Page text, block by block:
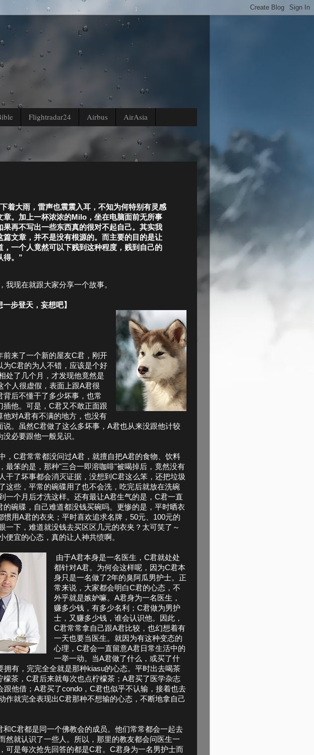
Flightradar24 Airbus AirAsia
着大雨，雷声也震震入耳，不知为何特别有灵感
章。加上一杯浓浓的Milo，坐在电脑面前无所事
果再不写出一些东西真的很对不起自己。其实我
篇文章，并不是没有根源的。而主要的目的是让
，一个人竟然可以下贱到这种程度，贱到自己的
得。”
我现在就跟大家分享一个故事。
步登天，妄想吧】
前来了一个新的屋友C君，刚开
为C君的为人不错，应该是个好
处了几个月，才发现他竟然是
个人很虚假，表面上跟A君很
背后不懂干了多少坏事，也常
插他。可是，C君又不敢正面跟
他对A君有不满的地方，也没有
说。虽然C君做了这么多坏事，A君也从来没跟他计较
必要跟他一般见识。
，C君常常都没问过A君，就擅自把A君的食物、饮料
最笨的是，那种"三合一即溶咖啡"被喝掉后，竟然没有
干了坏事都会消灭证据，没想到C君这么笨，还把垃圾
这些，平常的碗碟用了也不会洗，吃完后就放在洗碗
一个月后才洗这样。还有最让A君生气的是，C君一直
的碗碟，自己难道都没钱买碗吗。更惨的是，平时晒衣
惯用A君的衣夹；平时喜欢追求名牌，50元、100元的
一下，难道就没钱去买区区几元的衣夹？太可笑了～
便宜的心态，真的让人神共愤啊。
由于A君本身是一名医生，C君就处处
都针对A君。为何会这样呢，因为C君本
身只是一名做了2年的臭阿瓜男护士。正
常来说，大家都会明白C君的心态，不
外乎就是嫉妒嘛。A君身为一名医生，
赚多少钱，有多少名利；C君做为男护
士，又赚多少钱，谁会认识他。因此，
C君常常拿自己跟A君比较，也幻想着有
一天也要当医生。就因为有这种变态的
心理，C君会一直留意A君日常生活中的
一举一动。当A君做了什么，或买了什
拥有，完完全全就是那种kiasu的心态。平时出去喝茶
檬茶，C君后来就每次也点柠檬茶；A君买了医学杂志
跟他借；A君买了condo，C君也似乎不认输，接着也去
作就完全表现出C君那种不想输的心态，不断地拿自己
和C君都是同一个佛教会的成员。他们常常都会一起去
然就认识了一些人。所以，那里的教友都会问医生一
可是每次抢先回答的都是C君。C君身为一名男护士而